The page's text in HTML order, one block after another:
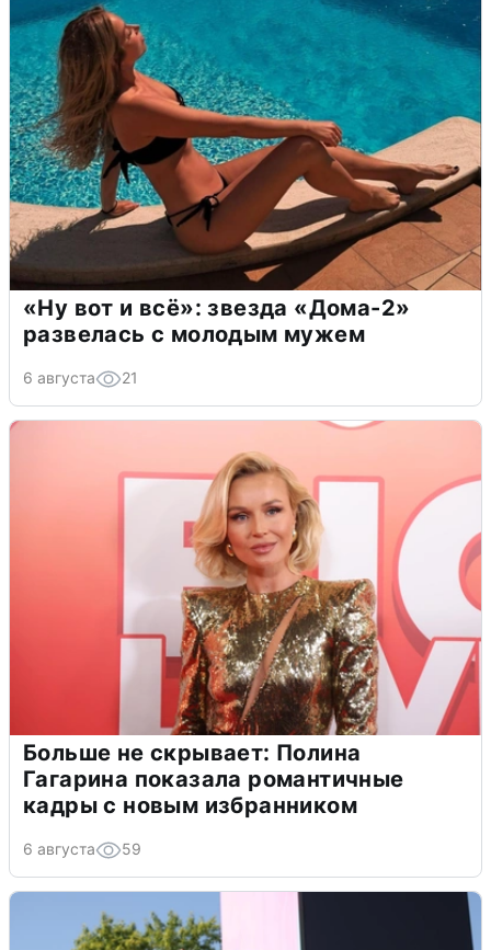
«Ну вот и всё»: звезда «Дома-2»
развелась с молодым мужем
6 августа 21
Больше не скрывает: Полина
Гагарина показала романтичные
кадры с новым избранником
6 августа 59